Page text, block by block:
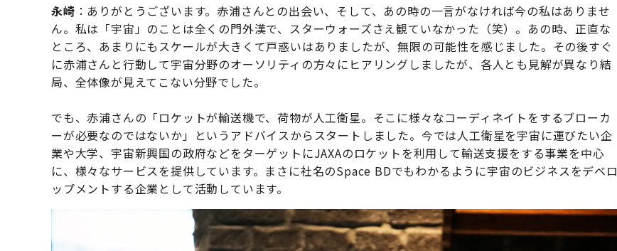
永崎 ：ありがとうございます。赤浦さんとの出会い、そして、あの時の一言がなければ今の私はありませ
ん。私は「宇宙」のことは全くの門外漢で、スターウォーズさえ観ていなかった（笑）。あの時、正直な
ところ、あまりにもスケールが大きくて戸惑いはありましたが、無限の可能性を感じました。その後すぐ
に赤浦さんと行動して宇宙分野のオーソリティの方々にヒアリングしましたが、各人とも見解が異なり結
局、全体像が見えてこない分野でした。
でも、赤浦さんの「ロケットが輸送機で、荷物が人工衛星。そこに様々なコーディネイトをするブローカ
ーが必要なのではないか」というアドバイスからスタートしました。今では人工衛星を宇宙に運びたい企
業や大学、宇宙新興国の政府などをターゲットにJAXAのロケットを利用して輸送支援をする事業を中心
に、様々なサービスを提供しています。まさに社名のSpace BDでもわかるように宇宙のビジネスをデベロ
ップメントする企業として活動しています。